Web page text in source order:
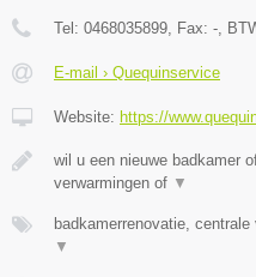
Tel: 0468035899, Fax: -,
E-mail › Quequinservice
Website: https://
wil u een nieuwe badkamer
verwarmingen of ▼
badkamerrenovatie,
▼